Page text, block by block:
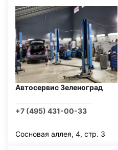
Автосервис Зеленоград
+7 (495) 431-00-33
Сосновая аллея, 4, стр. 3